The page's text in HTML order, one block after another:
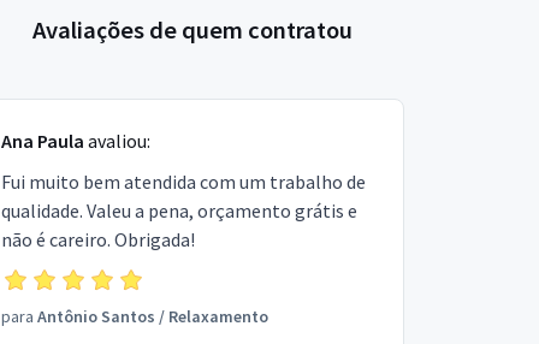
Avaliações de quem contratou
Ana Paula avaliou:
Fui muito bem atendida com um trabalho de
qualidade. Valeu a pena, orçamento grátis e
não é careiro. Obrigada!
para Antônio Santos / Relaxamento